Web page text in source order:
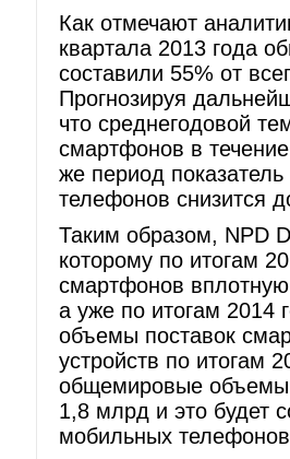
Как отмечают
квартала 2013 года
составили 55% от
Прогнозируя
что среднегодовой
смартфонов в
же период
телефонов снизится
Таким образом, NPD
которому по итогам
смартфонов вплотную
а уже по итогам 2014
объемы поставок
устройств по итогам
общемировые объемы
1,8 млрд и это будет
мобильных